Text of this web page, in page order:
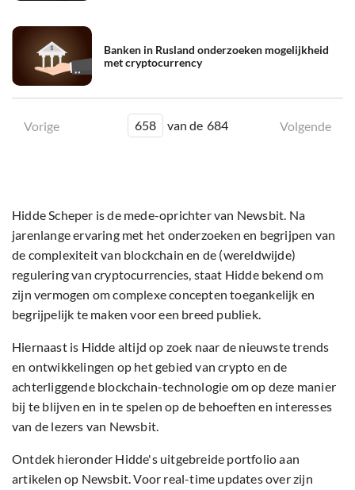
Banken in Rusland onderzoeken mogelijkheid
met cryptocurrency
Vorige 658 van de 684 Volgende
Hidde Scheper is de mede-oprichter van Newsbit. Na
jarenlange ervaring met het onderzoeken en begrijpen van
de complexiteit van blockchain en de (wereldwijde)
regulering van cryptocurrencies, staat Hidde bekend om
zijn vermogen om complexe concepten toegankelijk en
begrijpelijk te maken voor een breed publiek.
Hiernaast is Hidde altijd op zoek naar de nieuwste trends
en ontwikkelingen op het gebied van crypto en de
achterliggende blockchain-technologie om op deze manier
bij te blijven en in te spelen op de behoeften en interesses
van de lezers van Newsbit.
Ontdek hieronder Hidde's uitgebreide portfolio aan
artikelen op Newsbit. Voor real-time updates over zijn